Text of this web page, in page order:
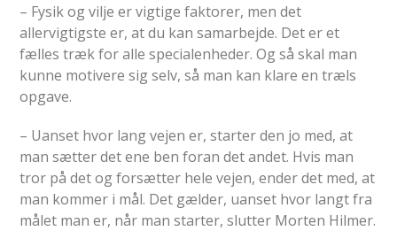
– Fysik og vilje er vigtige faktorer, men det
allervigtigste er, at du kan samarbejde. Det er et
fælles træk for alle specialenheder. Og så skal man
kunne motivere sig selv, så man kan klare en træls
opgave.
– Uanset hvor lang vejen er, starter den jo med, at
man sætter det ene ben foran det andet. Hvis man
tror på det og forsætter hele vejen, ender det med, at
man kommer i mål. Det gælder, uanset hvor langt fra
målet man er, når man starter, slutter Morten Hilmer.